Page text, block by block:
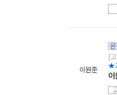
이원준
[
★